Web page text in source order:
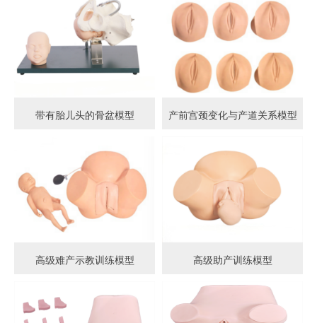
带有胎儿头的骨盆模型 产前宫颈变化与产道关系模型
高级难产示教训练模型 高级助产训练模型